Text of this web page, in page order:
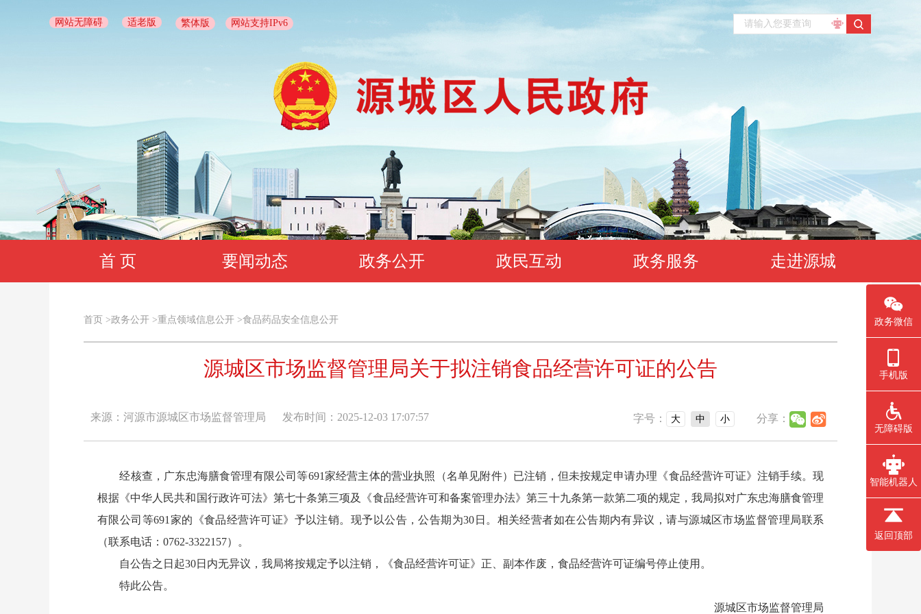
网站无障碍 适老版 繁体版 网站支持IPv6
首 页 要闻动态 政务公开 政民互动 政务服务 走进源城
首页 >政务公开 >重点领域信息公开 >食品药品安全信息公开
源城区市场监督管理局关于拟注销食品经营许可证的公告
来源：河源市源城区市场监督管理局 发布时间：2025-12-03 17:07:57 字号： 大 中 小 分享：
经核查，广东忠海膳食管理有限公司等691家经营主体的营业执照（名单见附件）已注销，但未按规定申请办理《食品经营许可证》注销手续。现
根据《中华人民共和国行政许可法》第七十条第三项及《食品经营许可和备案管理办法》第三十九条第一款第二项的规定，我局拟对广东忠海膳食管理
有限公司等691家的《食品经营许可证》予以注销。现予以公告，公告期为30日。相关经营者如在公告期内有异议，请与源城区市场监督管理局联系
（联系电话：0762-3322157）。
自公告之日起30日内无异议，我局将按规定予以注销，《食品经营许可证》正、副本作废，食品经营许可证编号停止使用。
特此公告。
源城区市场监督管理局
政务微信
手机版
无障碍版
智能机器人
返回顶部